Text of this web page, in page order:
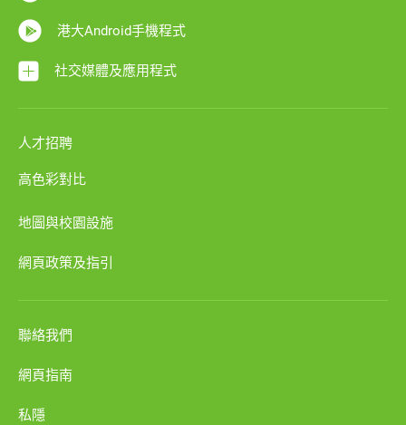
港大Android手機程式
社交媒體及應用程式
人才招聘
高色彩對比
地圖與校園設施
網頁政策及指引
聯絡我們
網頁指南
私隱